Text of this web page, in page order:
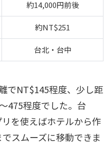
約14,000円前後
約NT$251
台北・台中
でNT$145程度、少し距
475程度でした。台
を使えばホテルから作
スムーズに移動できま